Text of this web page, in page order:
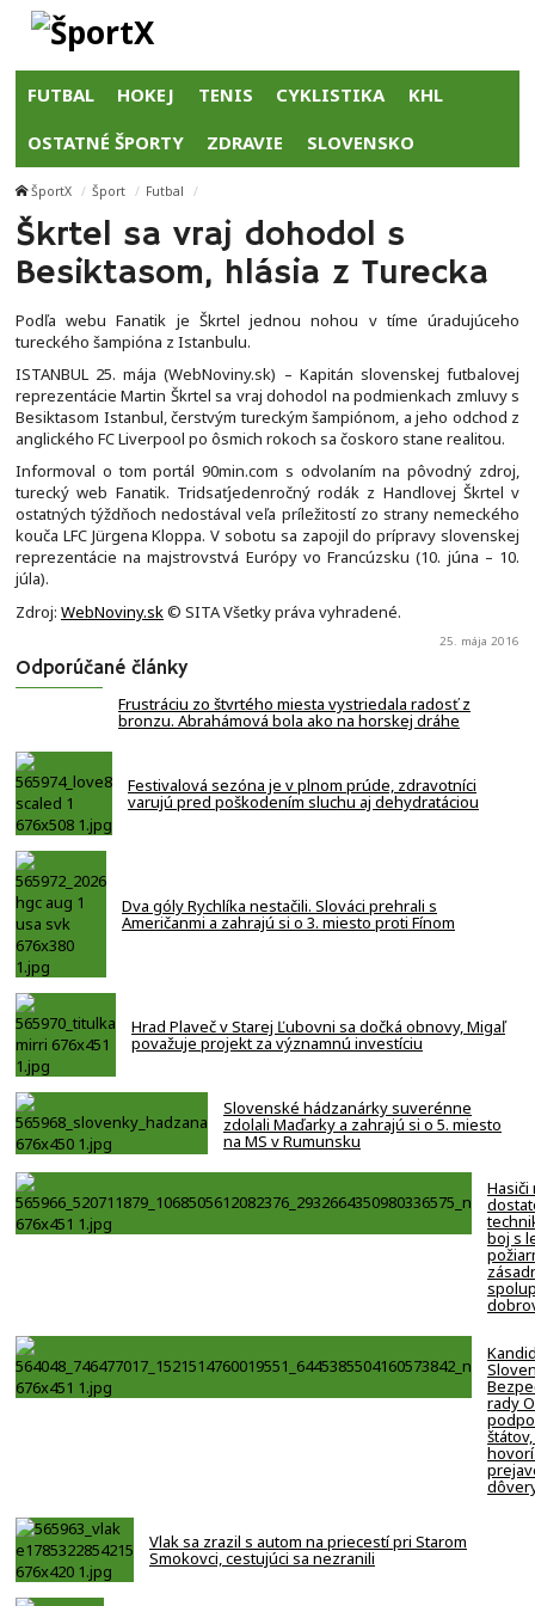
FUTBAL HOKEJ TENIS CYKLISTIKA KHL
OSTATNÉ ŠPORTY ZDRAVIE SLOVENSKO
ŠportX Šport Futbal
Škrtel sa vraj dohodol s
Besiktasom, hlásia z Turecka
Podľa webu Fanatik je Škrtel jednou nohou v tíme úradujúceho
tureckého šampióna z Istanbulu.
ISTANBUL 25. mája (WebNoviny.sk) – Kapitán slovenskej futbalovej
reprezentácie Martin Škrtel sa vraj dohodol na podmienkach zmluvy s
Besiktasom Istanbul, čerstvým tureckým šampiónom, a jeho odchod z
anglického FC Liverpool po ôsmich rokoch sa čoskoro stane realitou.
Informoval o tom portál 90min.com s odvolaním na pôvodný zdroj,
turecký web Fanatik. Tridsaťjedenročný rodák z Handlovej Škrtel v
ostatných týždňoch nedostával veľa príležitostí zo strany nemeckého
kouča LFC Jürgena Kloppa. V sobotu sa zapojil do prípravy slovenskej
reprezentácie na majstrovstvá Európy vo Francúzsku (10. júna – 10.
júla).
Zdroj: WebNoviny.sk© SITA Všetky práva vyhradené.
25. mája 2016
Odporúčané články
Frustráciu zo štvrtého miesta vystriedala radosť z
bronzu. Abrahámová bola ako na horskej dráhe
Festivalová sezóna je v plnom prúde, zdravotníci
varujú pred poškodením sluchu aj dehydratáciou
Dva góly Rychlíka nestačili. Slováci prehrali s
Američanmi a zahrajú si o 3. miesto proti Fínom
Hrad Plaveč v Starej Ľubovni sa dočká obnovy, Migaľ
považuje projekt za významnú investíciu
Slovenské hádzanárky suverénne
zdolali Maďarky a zahrajú si o 5. miesto
na MS v Rumunsku
Hasiči
boj s
rady
Vlak sa zrazil s autom na priecestí pri Starom
Smokovci, cestujúci sa nezranili